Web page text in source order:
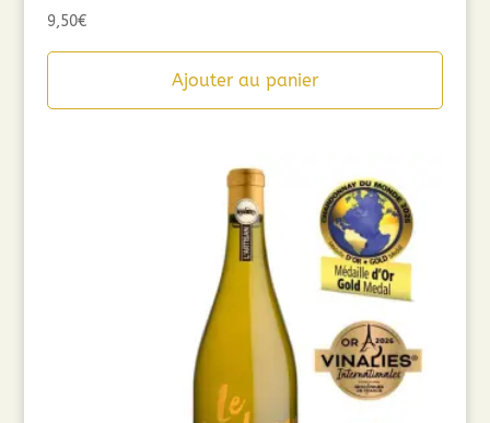
9,50€
Ajouter au panier